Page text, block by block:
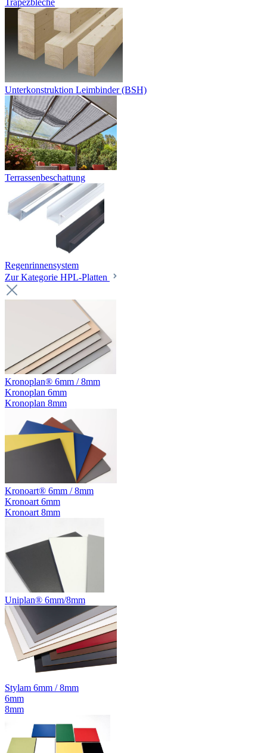
Trapezbleche
Unterkonstruktion Leimbinder (BSH)
Terrassenbeschattung
Regenrinnensystem
Zur Kategorie HPL-Platten
Kronoplan® 6mm / 8mm
Kronoplan 6mm
Kronoplan 8mm
Kronoart® 6mm / 8mm
Kronoart 6mm
Kronoart 8mm
Uniplan® 6mm/8mm
Stylam 6mm / 8mm
6mm
8mm